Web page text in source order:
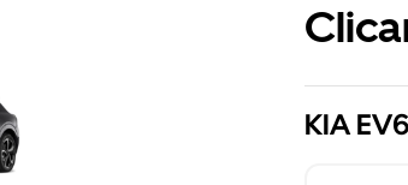
KIA